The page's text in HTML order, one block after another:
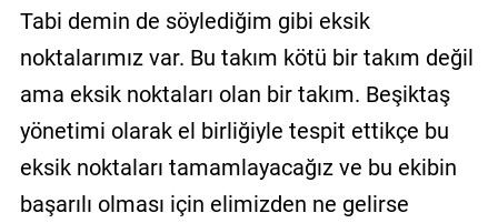
Tabi demin de söylediğim gibi eksik
noktalarımız var. Bu takım kötü bir takım değil
ama eksik noktaları olan bir takım. Beşiktaş
yönetimi olarak el birliğiyle tespit ettikçe bu
eksik noktaları tamamlayacağız ve bu ekibin
başarılı olması için elimizden ne gelirse